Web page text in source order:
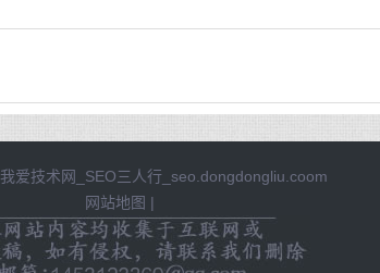
我爱技术网_SEO三人行_seo.dongdongliu.coom
网站地图 |